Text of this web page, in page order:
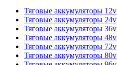
Тяговые аккумуляторы 12v
Тяговые аккумуляторы 24v
Тяговые аккумуляторы 36v
Тяговые аккумуляторы 48v
Тяговые аккумуляторы 72v
Тяговые аккумуляторы 80v